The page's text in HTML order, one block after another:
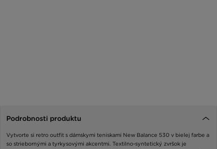
Podrobnosti produktu
Vytvorte si retro outfit s dámskymi teniskami New Balance 530 v bielej farbe a
so striebornými a tyrkysovými akcentmi. Textilno-syntetický zvršok je